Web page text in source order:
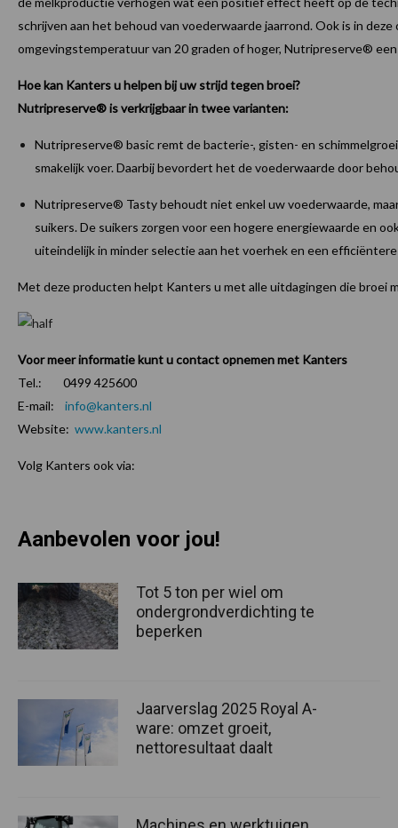
schrijven aan het behoud van voederwaarde jaarrond. Ook is in
omgevingstemperatuur van 20 graden of hoger, Nutripreserve®
Hoe kan Kanters u helpen bij uw strijd tegen broei?
Nutripreserve® is verkrijgbaar in twee varianten:
Nutripreserve® basic remt de bacterie-, gisten- en
smakelijk voer. Daarbij bevordert het de voederwaarde door
Nutripreserve® Tasty behoudt niet enkel uw voederwaarde,
suikers. De suikers zorgen voor een hogere energiewaarde en
uiteindelijk in minder selectie aan het voerhek en een
Met deze producten helpt Kanters u met alle uitdagingen die broei
Voor meer informatie kunt u contact opnemen met Kanters
Tel.: 0499 425600
E-mail: info@kanters.nl
Website: www.kanters.nl
Volg Kanters ook via:
Aanbevolen voor jou!
Tot 5 ton per wiel om
ondergrondverdichting te
beperken
Jaarverslag 2025 Royal A-
ware: omzet groeit,
nettoresultaat daalt